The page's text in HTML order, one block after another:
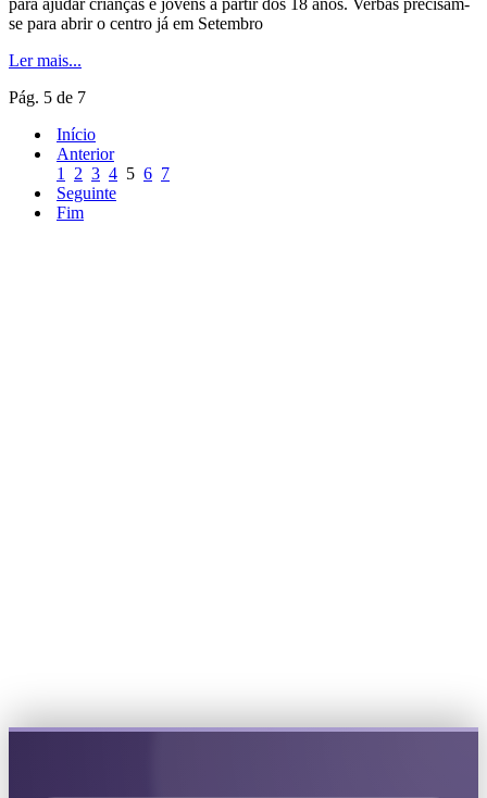
se para abrir o centro já em Setembro
Ler mais...
Pág. 5 de 7
Início
Anterior
1
2 3 4 5 6 7
Seguinte
Fim